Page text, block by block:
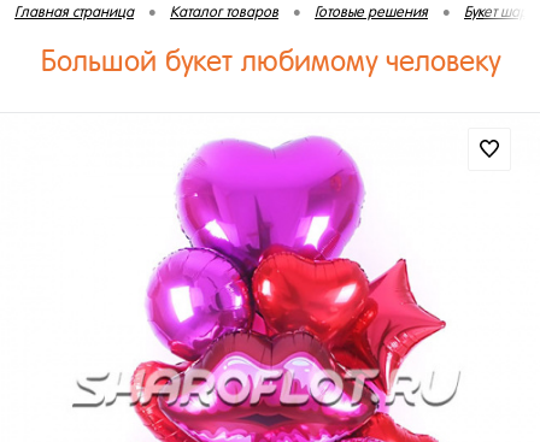
Главная страница • Каталог товаров • Готовые решения • Букет
Большой букет любимому человеку